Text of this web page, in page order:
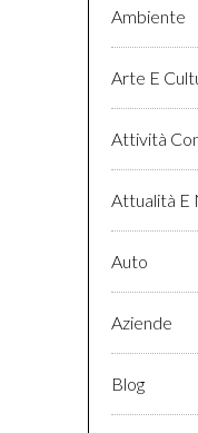
Ambiente
Arte E
Attività
Attualità E
Auto
Aziende
Blog